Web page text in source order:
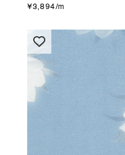
¥3,894/m